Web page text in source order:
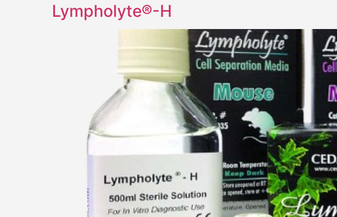
Lympholyte®-H